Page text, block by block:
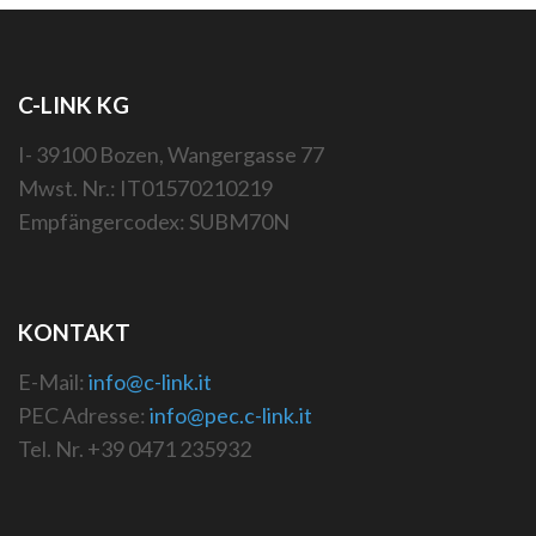
C-LINK KG
I- 39100 Bozen, Wangergasse 77
Mwst. Nr.: IT01570210219
Empfängercodex: SUBM70N
KONTAKT
E-Mail: info@c-link.it
PEC Adresse: info@pec.c-link.it
Tel. Nr. +39 0471 235932